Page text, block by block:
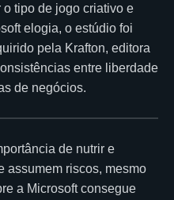
tipo de jogo criativo e
elogia, o estúdio foi
pela Krafton, editora
entre liberdade
de negócios.
de nutrir e
assumem riscos, mesmo
a Microsoft consegue